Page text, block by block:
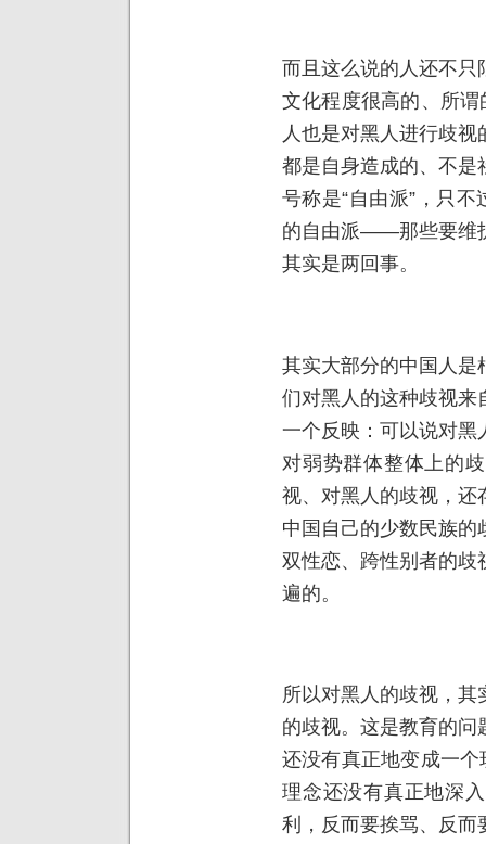
而且这么说的人还不只
文化程度很高的、所谓
人也是对黑人进行歧
都是自身造成的、不是
号称是“自由派”，只
的自由派——那些要维
其实是两回事。
其实大部分的中国人是
们对黑人的这种歧视来
一个反映：可以说对黑
对弱势群体整体上的
视、对黑人的歧视，还
中国自己的少数民族
双性恋、跨性别者的
遍的。
所以对黑人的歧视，
的歧视。这是教育的
还没有真正地变成一个
理念还没有真正地深
利，反而要挨骂、反而